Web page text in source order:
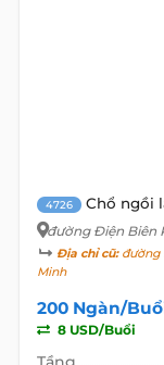
4726 Chổ ngồi
đường Điện Biên
Địa chỉ cũ:đường
Minh
200 Ngàn/
8 USD/Buổi